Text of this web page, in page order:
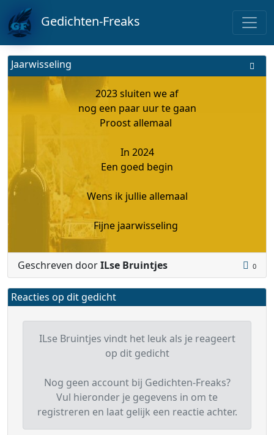
Gedichten-Freaks
Jaarwisseling
2023 sluiten we af
nog een paar uur te gaan
Proost allemaal
In 2024
Een goed begin
Wens ik jullie allemaal
Fijne jaarwisseling
Geschreven doorILse Bruintjes 0
Reacties op dit gedicht
ILse Bruintjes vindt het leuk als je reageert
op dit gedicht
Nog geen account bij Gedichten-Freaks?
Vul hieronder je gegevens in om te
registreren en laat gelijk een reactie achter.